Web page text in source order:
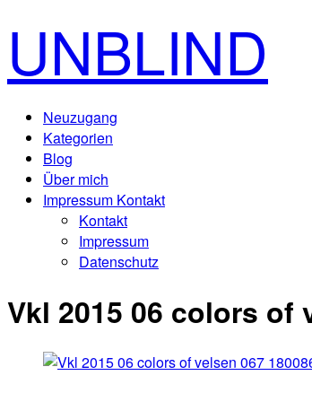
UNBLIND
Neuzugang
Kategorien
Blog
Über mich
Impressum Kontakt
Kontakt
Impressum
Datenschutz
Vkl 2015 06 colors of